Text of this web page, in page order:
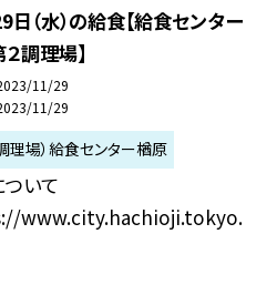
（水）の給食【給食センター
調理場】
11/29
11/29
理場）給食センター楢原
いて
www.city.hachioji.tokyo.